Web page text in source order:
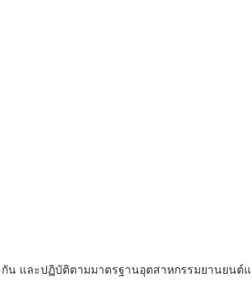
และปฏิบัติตามมาตรฐานอุตสาหกรรมยานยนต์แ